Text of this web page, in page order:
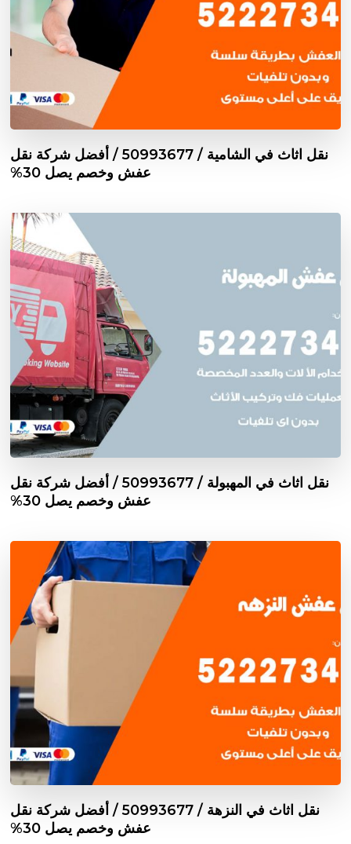
نقل اثاث في الشامية / 50993677 / أفضل شركة نقل
عفش وخصم يصل 30%
نقل اثاث في المهبولة / 50993677 / أفضل شركة نقل
عفش وخصم يصل 30%
نقل اثاث في النزهة / 50993677 / أفضل شركة نقل
عفش وخصم يصل 30%